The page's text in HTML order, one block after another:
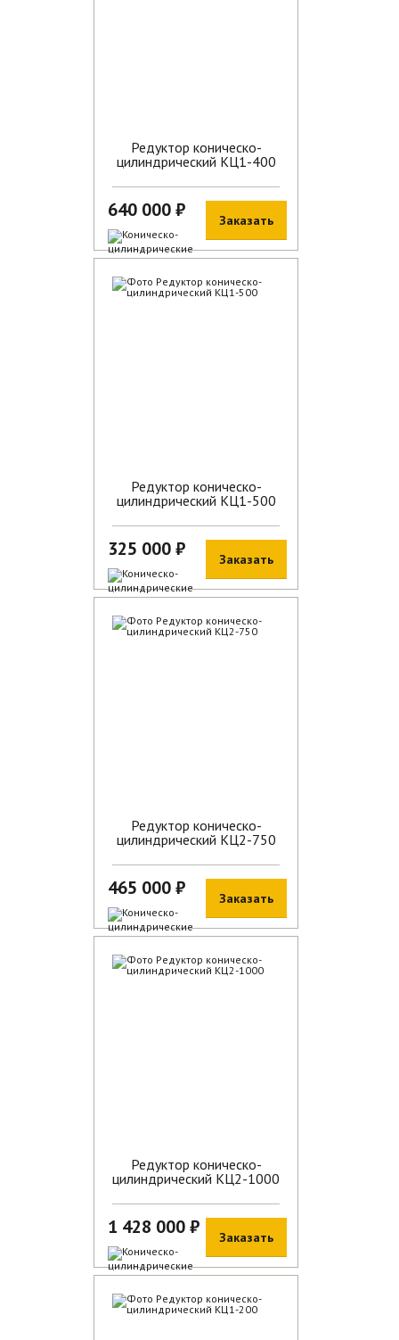
Редуктор коническо-
цилиндрический КЦ1-400
640 000 ₽
В наличии
Заказать
Редуктор коническо-
цилиндрический КЦ1-500
325 000 ₽
В наличии
Заказать
Редуктор коническо-
цилиндрический КЦ2-750
465 000 ₽
В наличии
Заказать
Редуктор коническо-
цилиндрический КЦ2-1000
1 428 000 ₽
В наличии
Заказать